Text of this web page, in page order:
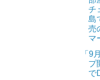
チ
島
売
マ
「9
プ
で